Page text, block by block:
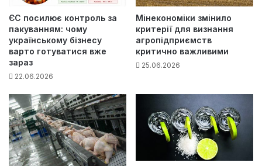
ЄС посилює контроль за
пакуванням: чому
українському бізнесу
варто готуватися вже
зараз
22.06.2026
Мінекономіки змінило
критерії для визнання
агропідприємств
критично важливими
25.06.2026